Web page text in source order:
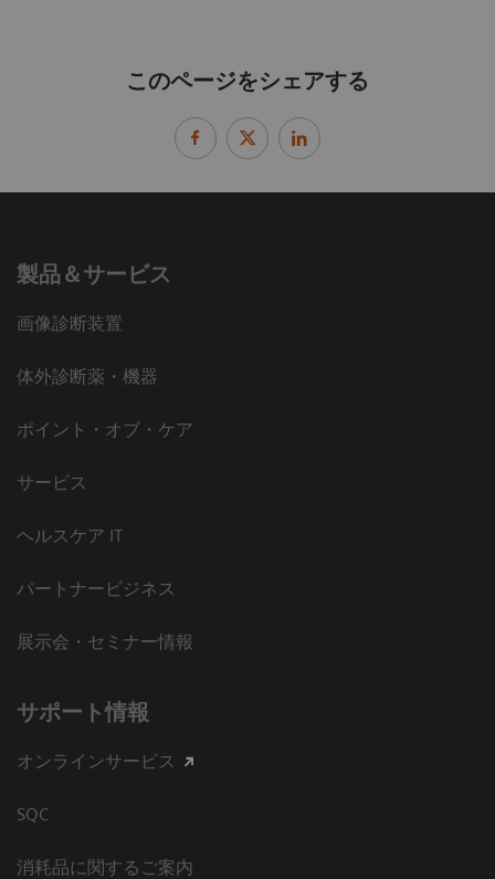
このページをシェアする
製品＆サービス
画像診断装置
体外診断薬・機器
ポイント・オブ・ケア
サービス
ヘルスケア IT
パートナービジネス
展示会・セミナー情報
サポート情報
オンラインサービス
SQC
消耗品に関するご案内